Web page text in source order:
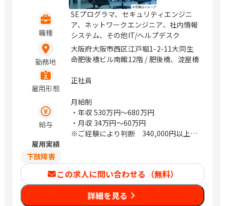
職種
SEプログラマ、セキュリティエンジニ
ア、ネットワークエンジニア、社内情報
システム、その他IT/ヘルプデスク
勤務地
大阪府大阪市西区江戸堀1-2-11大同生
命肥後橋ビル南館12階 / 肥後橋、淀屋橋
雇用形態
正社員
給与
月給制
・年収 530万円〜680万円
・月収 34万円〜60万円
※ご経験により判断 340,000円以上確
雇用実績
下肢障害
この求人に問い合わせる（無料）
詳細を見る